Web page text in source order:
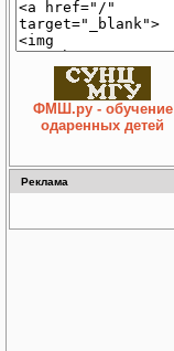
ФМШ.ру - обучение
одаренных детей
Реклама